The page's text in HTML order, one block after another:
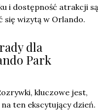
i dostępność atrakcji są
się wizytą w Orlando.
dla
Park
kluczowe jest,
ten ekscytujący dzień.